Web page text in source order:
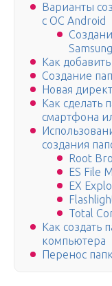
Варианты
с ОС Android
Samsung
Как
Создание
Новая
Как сделать
смартфона
создания
Root
ES File
EX
Total
Как создать
компьютера
Перенос